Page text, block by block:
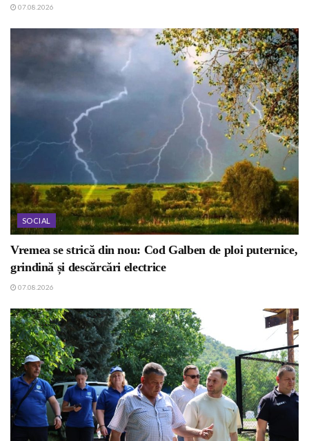
07.08.2026
SOCIAL
Vremea se strică din nou: Cod Galben de ploi puternice,
grindină și descărcări electrice
07.08.2026